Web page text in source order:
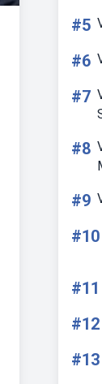
#5
#6
#7
#8
#9
#10
#11
#12
#13